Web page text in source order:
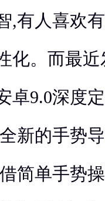
,有人喜欢
化。而最近
卓9.0深度
新的手势
简单手势